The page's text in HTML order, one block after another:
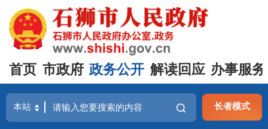
首页 市政府 政务公开 解读回应 办事服务
长者模式